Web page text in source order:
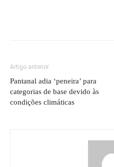
Artigo anterior
Pantanal adia ‘peneira’ para
categorias de base devido às
condições climáticas